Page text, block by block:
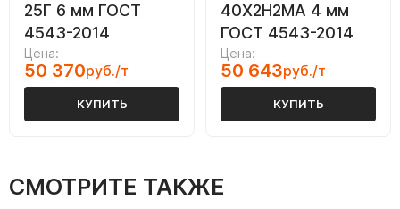
25Г 6 мм ГОСТ
4543-2014
Цена:
50 370руб./т
КУПИТЬ
40Х2Н2МА 4 мм
ГОСТ 4543-2014
Цена:
50 643руб./т
КУПИТЬ
СМОТРИТЕ ТАКЖЕ